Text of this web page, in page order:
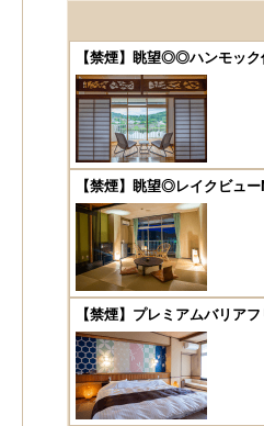
【禁煙】眺望◎◎ハンモッ
【禁煙】眺望◎レイクビュ
【禁煙】プレミアムバリア